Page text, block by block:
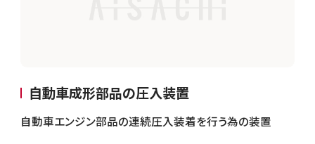
自動車成形部品の圧入装置
自動車エンジン部品の連続圧入装着を行う為の装置